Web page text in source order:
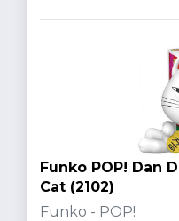
Funko POP! Dan
Cat (2102)
Funko - POP!